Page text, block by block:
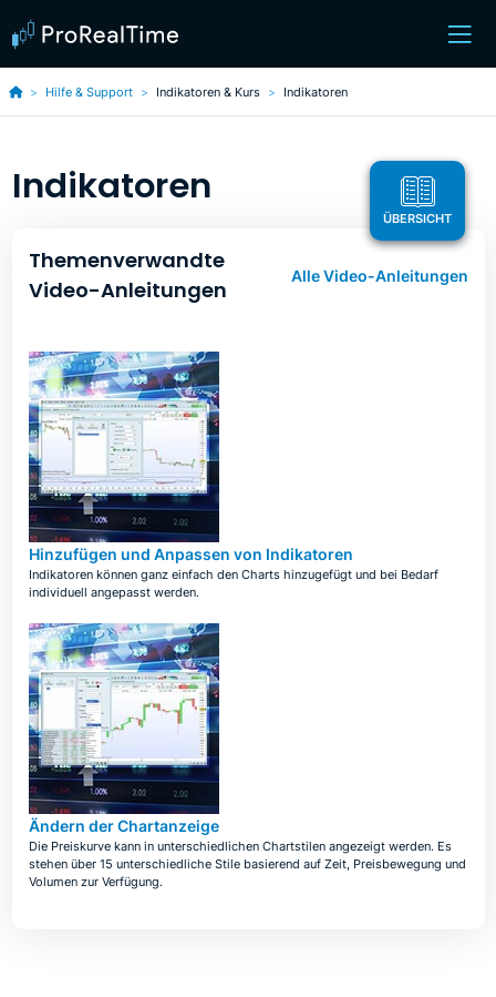
ÜBERSICHT
Hilfe & Support Indikatoren & Kurs Indikatoren
Indikatoren
Themenverwandte
Video-Anleitungen
Alle Video-Anleitungen
Hinzufügen und Anpassen von Indikatoren
Indikatoren können ganz einfach den Charts hinzugefügt und bei Bedarf
individuell angepasst werden.
Ändern der Chartanzeige
Die Preiskurve kann in unterschiedlichen Chartstilen angezeigt werden. Es
stehen über 15 unterschiedliche Stile basierend auf Zeit, Preisbewegung und
Volumen zur Verfügung.